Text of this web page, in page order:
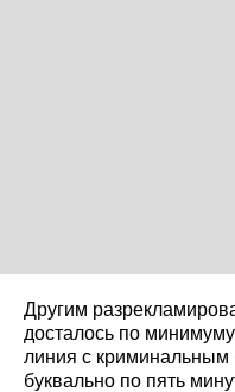
Другим
досталось по
линия с
буквально по пять